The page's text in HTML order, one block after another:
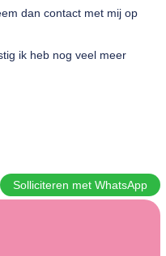
dan contact met mij op
ik heb nog veel meer
Solliciteren met WhatsApp